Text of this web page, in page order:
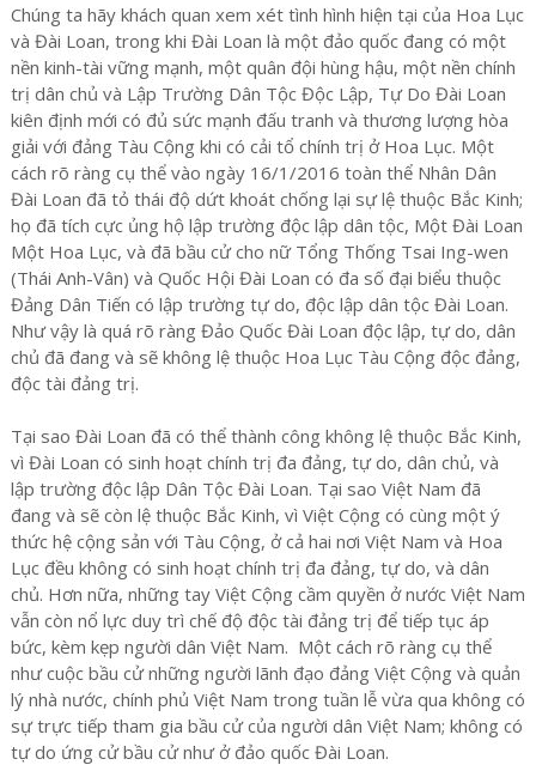
Chúng ta hãy khách quan xem xét tình hình hiện tại của Hoa Lục
và Đài Loan, trong khi Đài Loan là một đảo quốc đang có một
nền kinh-tài vững mạnh, một quân đội hùng hậu, một nền chính
trị dân chủ và Lập Trường Dân Tộc Độc Lập, Tự Do Đài Loan
kiên định mới có đủ sức mạnh đấu tranh và thương lượng hòa
giải với đảng Tàu Cộng khi có cải tổ chính trị ở Hoa Lục. Một
cách rõ ràng cụ thể vào ngày 16/1/2016 toàn thể Nhân Dân
Đài Loan đã tỏ thái độ dứt khoát chống lại sự lệ thuộc Bắc Kinh;
họ đã tích cực ủng hộ lập trường độc lập dân tộc, Một Đài Loan
Một Hoa Lục, và đã bầu cử cho nữ Tổng Thống Tsai Ing-wen
(Thái Anh-Vân) và Quốc Hội Đài Loan có đa số đại biểu thuộc
Đảng Dân Tiến có lập trường tự do, độc lập dân tộc Đài Loan.
Như vậy là quá rõ ràng Đảo Quốc Đài Loan độc lập, tự do, dân
chủ đã đang và sẽ không lệ thuộc Hoa Lục Tàu Cộng độc đảng,
độc tài đảng trị.
Tại sao Đài Loan đã có thể thành công không lệ thuộc Bắc Kinh,
vì Đài Loan có sinh hoạt chính trị đa đảng, tự do, dân chủ, và
lập trường độc lập Dân Tộc Đài Loan. Tại sao Việt Nam đã
đang và sẽ còn lệ thuộc Bắc Kinh, vì Việt Cộng có cùng một ý
thức hệ cộng sản với Tàu Cộng, ở cả hai nơi Việt Nam và Hoa
Lục đều không có sinh hoạt chính trị đa đảng, tự do, và dân
chủ. Hơn nữa, những tay Việt Cộng cầm quyền ở nước Việt Nam
vẫn còn nổ lực duy trì chế độ độc tài đảng trị để tiếp tục áp
bức, kèm kẹp người dân Việt Nam. Một cách rõ ràng cụ thể
như cuộc bầu cử những người lãnh đạo đảng Việt Cộng và quản
lý nhà nước, chính phủ Việt Nam trong tuần lễ vừa qua không có
sự trực tiếp tham gia bầu cử của người dân Việt Nam; không có
tự do ứng cử bầu cử như ở đảo quốc Đài Loan.